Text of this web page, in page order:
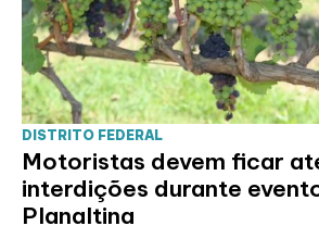
DISTRITO FEDERAL
Motoristas devem ficar
interdições durante
Planaltina